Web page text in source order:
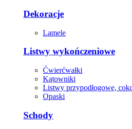
Dekoracje
Lamele
Listwy wykończeniowe
Ćwierćwałki
Kątowniki
Listwy przypodłogowe,
Opaski
Schody